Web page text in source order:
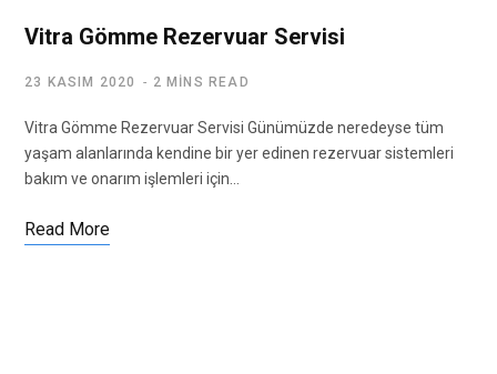
Vitra Gömme Rezervuar Servisi
23 KASIM 2020 2 MINS READ
Vitra Gömme Rezervuar Servisi Günümüzde neredeyse tüm
yaşam alanlarında kendine bir yer edinen rezervuar sistemleri
bakım ve onarım işlemleri için…
Read More